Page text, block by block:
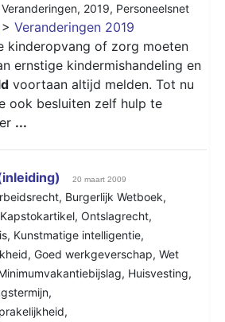
Veranderingen, 2019, Personeelsnet
> Veranderingen 2019
kinderopvang of zorg moeten
ernstige kindermishandeling en
voortaan altijd melden. Tot nu
ook besluiten zelf hulp te
...
20 maart 2009
, Burgerlijk Wetboek,
Kapstokartikel, Ontslagrecht,
, Kunstmatige intelligentie,
, Goed werkgeverschap, Wet
, Huisvesting,
,
,